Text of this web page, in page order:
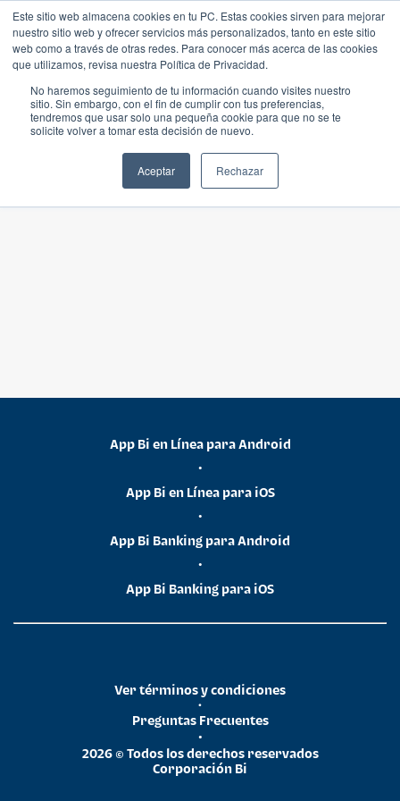
Este sitio web almacena cookies en tu PC. Estas cookies sirven para mejorar
nuestro sitio web y ofrecer servicios más personalizados, tanto en este sitio
web como a través de otras redes. Para conocer más acerca de las cookies
que utilizamos, revisa nuestra Política de Privacidad.
No haremos seguimiento de tu información cuando visites nuestro
sitio. Sin embargo, con el fin de cumplir con tus preferencias,
tendremos que usar solo una pequeña cookie para que no se te
solicite volver a tomar esta decisión de nuevo.
Aceptar Rechazar
App Bi en Línea para Android
•
App Bi en Línea para iOS
•
App Bi Banking para Android
•
App Bi Banking para iOS
2026 © Todos los derechos reservados
Corporación Bi
•
Preguntas Frecuentes
•
Ver términos y condiciones